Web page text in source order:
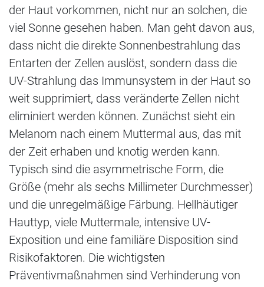
der Haut vorkommen, nicht nur an solchen, die
viel Sonne gesehen haben. Man geht davon aus,
dass nicht die direkte Sonnenbestrahlung das
Entarten der Zellen auslöst, sondern dass die
UV-Strahlung das Immunsystem in der Haut so
weit supprimiert, dass veränderte Zellen nicht
eliminiert werden können. Zunächst sieht ein
Melanom nach einem Muttermal aus, das mit
der Zeit erhaben und knotig werden kann.
Typisch sind die asymmetrische Form, die
Größe (mehr als sechs Millimeter Durchmesser)
und die unregelmäßige Färbung. Hellhäutiger
Hauttyp, viele Muttermale, intensive UV-
Exposition und eine familiäre Disposition sind
Risikofaktoren. Die wichtigsten
Präventivmaßnahmen sind Verhinderung von